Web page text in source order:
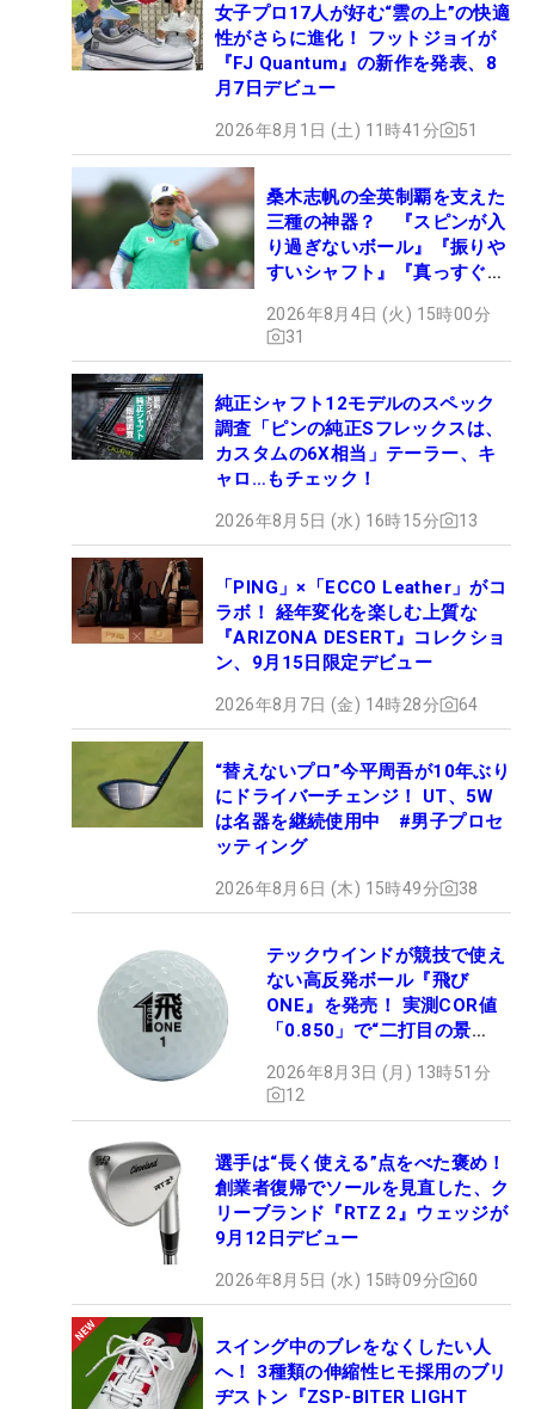
女子プロ17人が好む“雲の上”の快適
性がさらに進化！ フットジョイが
『FJ Quantum』の新作を発表、8
月7日デビュー
2026年8月1日 (土) 11時41分 51
桑木志帆の全英制覇を支えた
三種の神器？ 『スピンが入
り過ぎないボール』『振りや
すいシャフト』『真っすぐ飛
セッティング
2026年8月4日 (火) 15時00分
31
純正シャフト12モデルのスペック
調査「ピンの純正Sフレックスは、
カスタムの6X相当」テーラー、キ
ャロ…もチェック！
2026年8月5日 (水) 16時15分 13
「PING」×「ECCO Leather」がコ
ラボ！ 経年変化を楽しむ上質な
『ARIZONA DESERT』コレクショ
ン、9月15日限定デビュー
2026年8月7日 (金) 14時28分 64
“替えないプロ”今平周吾が10年ぶり
にドライバーチェンジ！ UT、5W
は名器を継続使用中 #男子プロセ
ッティング
2026年8月6日 (木) 15時49分 38
テックウインドが競技で使え
ない高反発ボール『飛び
ONE』を発売！ 実測COR値
「0.850」で“二打目の景
2026年8月3日 (月) 13時51分
12
選手は“長く使える”点をべた褒め！
創業者復帰でソールを見直した、ク
リーブランド『RTZ 2』ウェッジが
9月12日デビュー
2026年8月5日 (水) 15時09分 60
スイング中のブレをなくしたい人
へ！ 3種類の伸縮性ヒモ採用のブリ
ヂストン『ZSP-BITER LIGHT